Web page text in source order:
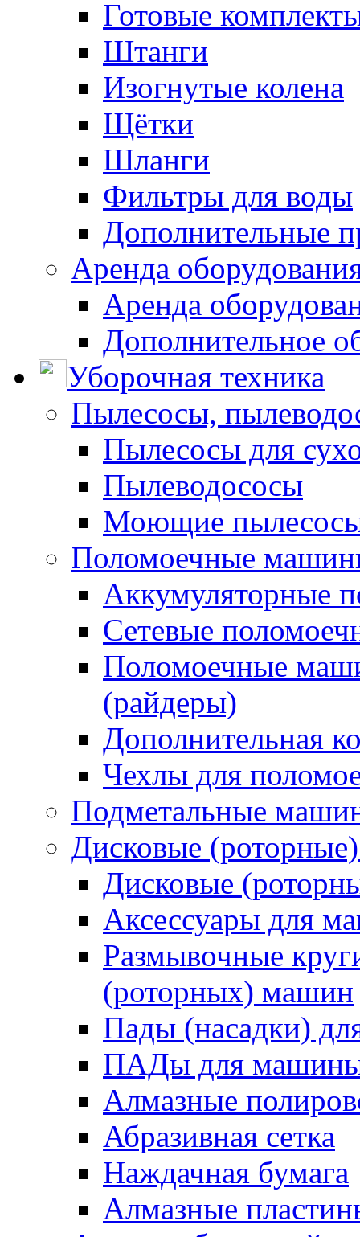
Готовые
Штанги
Изогнутые колена
Щётки
Шланги
Фильтры для воды
Дополнительные
Аренда
Аренда
Дополнительное
Уборочная техника
Пылесосы,
Пылесосы для
Пылеводососы
Моющие пылесосы
Поломоечные
Аккумуляторные
Сетевые
Поломоечные
(райдеры)
Дополнительная
Чехлы для
Подметальные
Дисковые
Дисковые
Аксессуары для
Размывочные
(роторных) машин
Пады (насадки)
ПАДы для
Алмазные
Абразивная сетка
Наждачная бумага
Алмазные